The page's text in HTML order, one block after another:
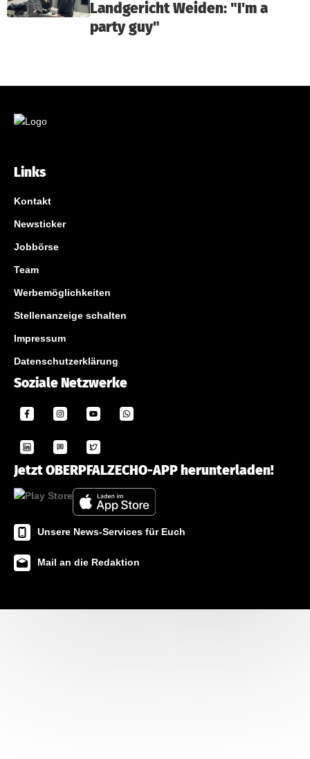
Landgericht Weiden: "I'm a
party guy"
Links
Kontakt
Newsticker
Jobbörse
Team
Werbemöglichkeiten
Stellenanzeige schalten
Impressum
Datenschutzerklärung
Soziale Netzwerke
Jetzt OBERPFALZECHO-APP herunterladen!
Unsere News-Services für Euch
Mail an die Redaktion